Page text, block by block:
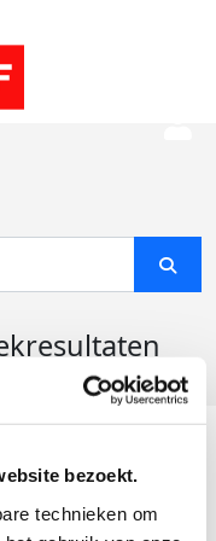
bezoekt.
technieken om